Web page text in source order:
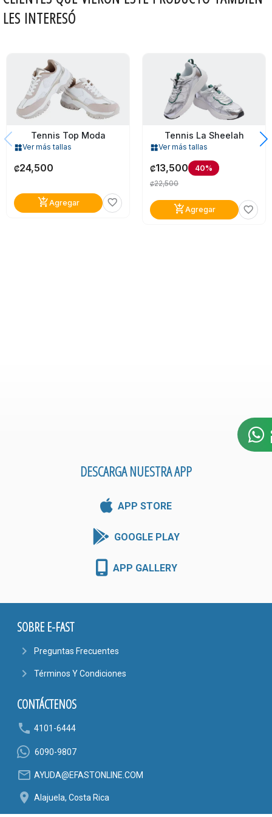
LES INTERESÓ
Tennis Top Moda
widgetsVer más tallas
₡24,500
add_shopping_cartAgregar favorite_border
Tennis La Sheelah
widgetsVer más tallas
₡13,500 40%
₡22,500
add_shopping_cartAgregar favorite_border
DESCARGA NUESTRA APP
APP STORE
GOOGLE PLAY
APP GALLERY
SOBRE E-FAST
navigate_next Preguntas Frecuentes
navigate_next Términos Y Condiciones
CONTÁCTENOS
phone 4101-6444
6090-9807
mail_outline AYUDA@EFASTONLINE.COM
location_on Alajuela, Costa Rica